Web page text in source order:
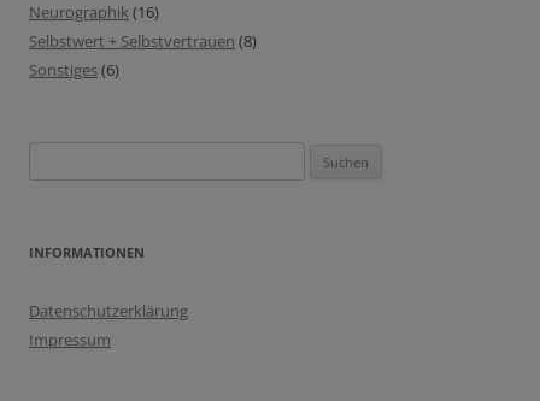
Neurographik(16)
Selbstwert + Selbstvertrauen (8)
Sonstiges(6)
nach:
INFORMATIONEN
Datenschutzerklärung
Impressum